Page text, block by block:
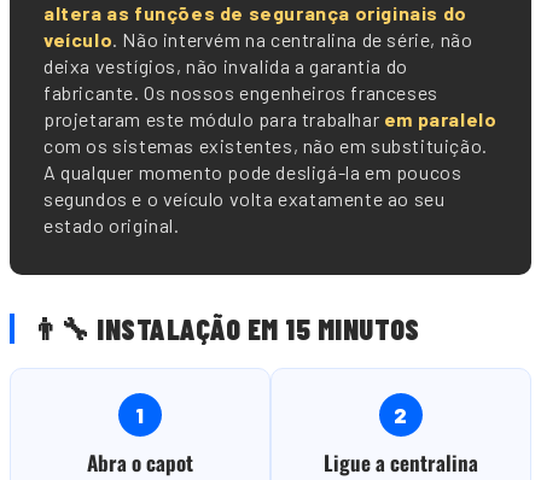
altera as funções de segurança originais do
veículo. Não intervém na centralina de série, não
deixa vestígios, não invalida a garantia do
fabricante. Os nossos engenheiros franceses
projetaram este módulo para trabalhar em paralelo
com os sistemas existentes, não em substituição.
A qualquer momento pode desligá-la em poucos
segundos e o veículo volta exatamente ao seu
estado original.
👨🔧 INSTALAÇÃO EM 15 MINUTOS
1
Abra o capot
2
Ligue a centralina